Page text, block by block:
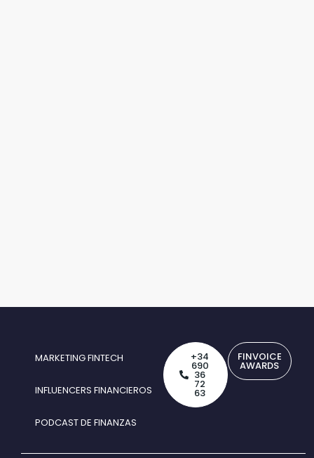
MARKETING FINTECH
INFLUENCERS FINANCIEROS
PODCAST DE FINANZAS
+34
690
36
72
63
FINVOICE
AWARDS